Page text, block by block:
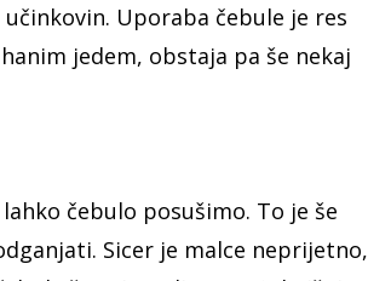
Uporaba čebule je res
jedem, obstaja pa še nekaj
čebulo posušimo. To je še
Sicer je malce neprijetno,